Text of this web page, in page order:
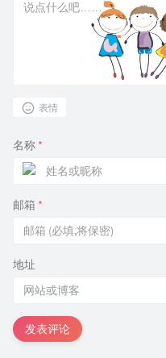
表情
名称 *
邮箱 *
地址
发表评论